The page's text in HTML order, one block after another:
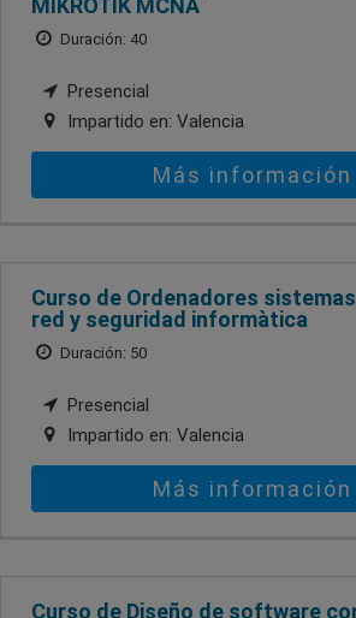
MIKROTIK MCNA
Duración: 40
Presencial
Impartido en: Valencia
Más información
Curso de Ordenadores
red y seguridad informàtica
Duración: 50
Presencial
Impartido en: Valencia
Más información
Curso de Diseño de software